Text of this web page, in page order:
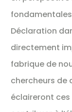
Déclaration
directement
fabrique de
chercheurs de
éclaireront